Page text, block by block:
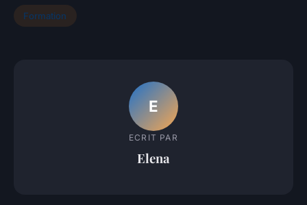
Formation
E
ECRIT PAR
Elena